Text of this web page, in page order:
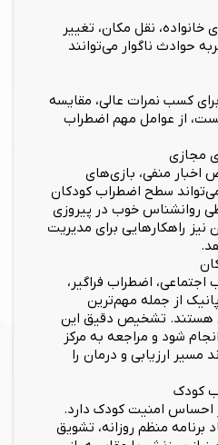
خانواده، نقل مکان، تغییر
حوادث ناگوار می‌توانند
کسب نمرات عالی، مقایسه
از عوامل مهم اضطراب
اخبار منفی، بازی‌های
سطح اضطراب کودکان
روانشناس خوب در پیروزی
نیز راهکارهایی برای مدیریت
اضطراب فراگیر،
از جمله مهم‌ترین
هستند. تشخیص دقیق این
شود و مراجعه به مرکز
مسیر ارزیابی و درمان را
کودک
احساس امنیت کودک دارد.
منظم روزانه، تشویق